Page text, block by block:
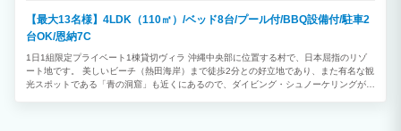
【最大13名様】4LDK（110㎡）/ベッド8台/プール付/BBQ設備付/駐車2
台OK/恩納7C
1日1組限定プライベート1棟貸切ヴィラ 沖縄中央部に位置する村で、日本屈指のリゾ
ート地です。 美しいビーチ（熱田海岸）まで徒歩2分との好立地であり、また有名な観
光スポットである「青の洞窟」も近くにあるので、ダイビング・シュノーケリングが楽